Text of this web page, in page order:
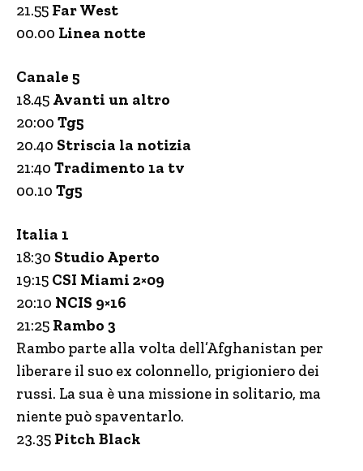
21.55 Far West
00.00 Linea notte
Canale 5
18.45 Avanti un altro
20:00 Tg5
20.40 Striscia la notizia
21:40 Tradimento 1a tv
00.10 Tg5
Italia 1
18:30 Studio Aperto
19:15 CSI Miami 2×09
20:10 NCIS 9×16
21:25 Rambo 3
Rambo parte alla volta dell’Afghanistan per
liberare il suo ex colonnello, prigioniero dei
russi. La sua è una missione in solitario, ma
niente può spaventarlo.
23.35 Pitch Black